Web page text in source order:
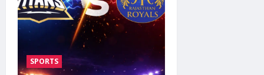
कराया
गया,
हारा
नहीं”
|
Raghav
Chadha’s
big
statement
SPORTS